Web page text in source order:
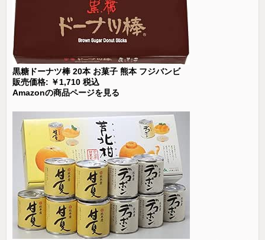
黒糖ドーナツ棒 20本 お菓子 熊本 フジバンビ
販売価格: ￥1,710 税込
Amazonの商品ページを見る